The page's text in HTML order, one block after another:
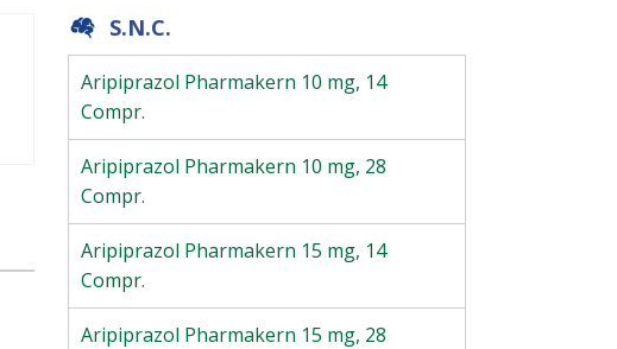
S.N.C.
Aripiprazol Pharmakern 10 mg, 14
Compr.
Aripiprazol Pharmakern 10 mg, 28
Compr.
Aripiprazol Pharmakern 15 mg, 14
Compr.
Aripiprazol Pharmakern 15 mg, 28